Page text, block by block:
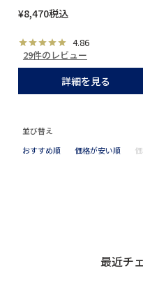
¥8,470税込
4.86
29件のレビュー
詳細を見る
並び替え
おすすめ順
価格が安い順
最近チ